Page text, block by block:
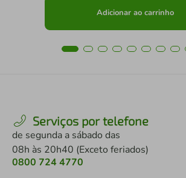
Adicionar ao carrinho
Serviços por telefone
de segunda a sábado das
08h às 20h40 (Exceto feriados)
0800 724 4770